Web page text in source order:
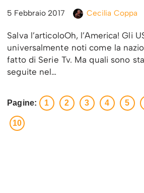
5 Febbraio 2017 Cecilia Coppa
Salva l’articoloOh, l’America! Gli
universalmente noti come la
fatto di Serie Tv. Ma quali sono
seguite nel…
Pagine: 1 2 3 4 5
10